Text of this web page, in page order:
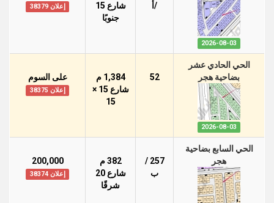
2026-08-03
/أ
شارع 15
جنوبًا
إعلان 38379
الحي الحادي عشر
بضاحية هجر
2026-08-03
52
1,384 م
شارع 15 ×
15
على السوم
إعلان 38375
الحي السابع بضاحية
هجر
257 /
ب
382 م
شارع 20
شرقًا
200,000
إعلان 38374